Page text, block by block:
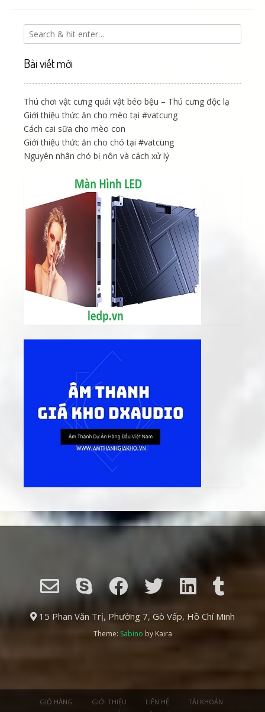
Bài viết mới
Thú chơi vật cưng quái vật béo bệu – Thú cưng độc lạ
Giới thiệu thức ăn cho mèo tại #vatcung
Cách cai sữa cho mèo con
Giới thiệu thức ăn cho chó tại #vatcung
Nguyên nhân chó bị nôn và cách xử lý
15 Phan Văn Trị, Phường 7, Gò Vấp, Hồ Chí Minh
Theme: Sabino by Kaira
GIỎ HÀNG GIỚI THIỆU LIÊN HỆ
TÀI KHOẢN